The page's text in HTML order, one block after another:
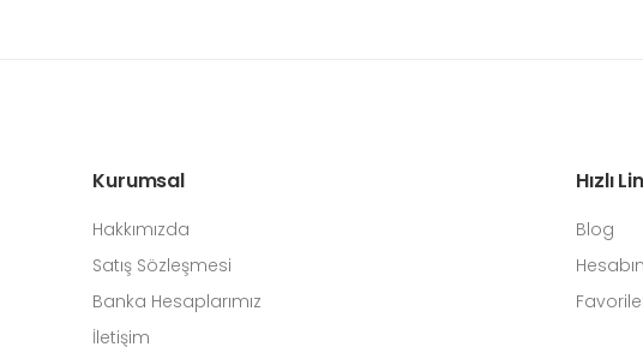
Kurumsal
Hakkımızda
Satış Sözleşmesi
Banka Hesaplarımız
İletişim
Hızlı
Blog